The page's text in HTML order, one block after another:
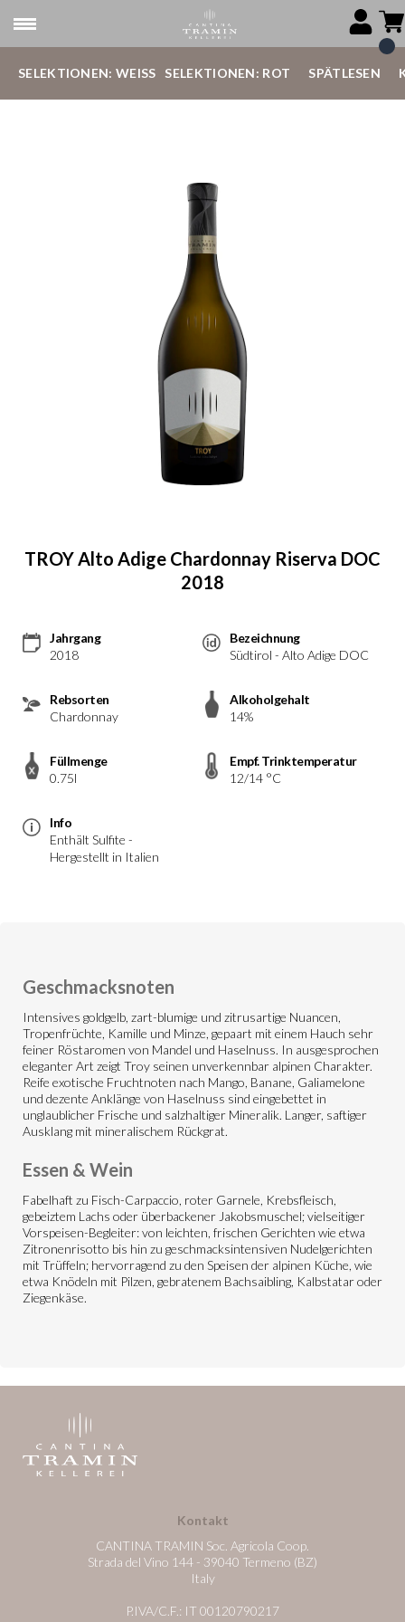
SELEKTIONEN: WEISS SELEKTIONEN: ROT SPÄTLESEN
TROY Alto Adige Chardonnay Riserva DOC
2018
Jahrgang
2018
Bezeichnung
Südtirol - Alto Adige DOC
Rebsorten
Chardonnay
Alkoholgehalt
14%
Füllmenge
0.75l
Empf. Trinktemperatur
12/14 °C
Info
Enthält Sulfite -
Hergestellt in Italien
Geschmacksnoten
Intensives goldgelb, zart-blumige und zitrusartige Nuancen,
Tropenfrüchte, Kamille und Minze, gepaart mit einem Hauch sehr
feiner Röstaromen von Mandel und Haselnuss. In ausgesprochen
eleganter Art zeigt Troy seinen unverkennbar alpinen Charakter.
Reife exotische Fruchtnoten nach Mango, Banane, Galiamelone
und dezente Anklänge von Haselnuss sind eingebettet in
unglaublicher Frische und salzhaltiger Mineralik. Langer, saftiger
Ausklang mit mineralischem Rückgrat.
Essen & Wein
Fabelhaft zu Fisch-Carpaccio, roter Garnele, Krebsfleisch,
gebeiztem Lachs oder überbackener Jakobsmuschel; vielseitiger
Vorspeisen-Begleiter: von leichten, frischen Gerichten wie etwa
Zitronenrisotto bis hin zu geschmacksintensiven Nudelgerichten
mit Trüffeln; hervorragend zu den Speisen der alpinen Küche, wie
etwa Knödeln mit Pilzen, gebratenem Bachsaibling, Kalbstatar oder
Ziegenkäse.
Kontakt
CANTINA TRAMIN Soc. Agricola Coop.
Strada del Vino 144 - 39040 Termeno (BZ)
Italy
P.IVA/C.F.: IT 00120790217